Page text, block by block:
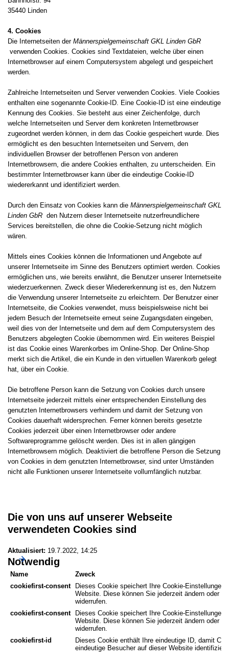
35440 Linden
4. Cookies
Die Internetseiten der Männerspielgemeinschaft GKL Linden GbR
verwenden Cookies. Cookies sind Textdateien, welche über einen
Internetbrowser auf einem Computersystem abgelegt und gespeichert
werden.
Zahlreiche Internetseiten und Server verwenden Cookies. Viele Cookies
enthalten eine sogenannte Cookie-ID. Eine Cookie-ID ist eine eindeutige
Kennung des Cookies. Sie besteht aus einer Zeichenfolge, durch
welche Internetseiten und Server dem konkreten Internetbrowser
zugeordnet werden können, in dem das Cookie gespeichert wurde. Dies
ermöglicht es den besuchten Internetseiten und Servern, den
individuellen Browser der betroffenen Person von anderen
Internetbrowsern, die andere Cookies enthalten, zu unterscheiden. Ein
bestimmter Internetbrowser kann über die eindeutige Cookie-ID
wiedererkannt und identifiziert werden.
Durch den Einsatz von Cookies kann die Männerspielgemeinschaft GKL
Linden GbR den Nutzern dieser Internetseite nutzerfreundlichere
Services bereitstellen, die ohne die Cookie-Setzung nicht möglich
wären.
Mittels eines Cookies können die Informationen und Angebote auf
unserer Internetseite im Sinne des Benutzers optimiert werden. Cookies
ermöglichen uns, wie bereits erwähnt, die Benutzer unserer Internetseite
wiederzuerkennen. Zweck dieser Wiedererkennung ist es, den Nutzern
die Verwendung unserer Internetseite zu erleichtern. Der Benutzer einer
Internetseite, die Cookies verwendet, muss beispielsweise nicht bei
jedem Besuch der Internetseite erneut seine Zugangsdaten eingeben,
weil dies von der Internetseite und dem auf dem Computersystem des
Benutzers abgelegten Cookie übernommen wird. Ein weiteres Beispiel
ist das Cookie eines Warenkorbes im Online-Shop. Der Online-Shop
merkt sich die Artikel, die ein Kunde in den virtuellen Warenkorb gelegt
hat, über ein Cookie.
Die betroffene Person kann die Setzung von Cookies durch unsere
Internetseite jederzeit mittels einer entsprechenden Einstellung des
genutzten Internetbrowsers verhindern und damit der Setzung von
Cookies dauerhaft widersprechen. Ferner können bereits gesetzte
Cookies jederzeit über einen Internetbrowser oder andere
Softwareprogramme gelöscht werden. Dies ist in allen gängigen
Internetbrowsern möglich. Deaktiviert die betroffene Person die Setzung
von Cookies in dem genutzten Internetbrowser, sind unter Umständen
nicht alle Funktionen unserer Internetseite vollumfänglich nutzbar.
Die von uns auf unserer Webseite
verwendeten Cookies sind
Aktualisiert: 19.7.2022, 14:25
Notwendig
Name
Zweck
cookiefirst-consent
Dieses Cookie speichert Ihre Cookie-Einstellungen
Website. Diese können Sie jederzeit ändern oder
widerrufen.
cookiefirst-consent
Dieses Cookie speichert Ihre Cookie-Einstellungen
Website. Diese können Sie jederzeit ändern oder
widerrufen.
cookiefirst-id
Dieses Cookie enthält Ihre eindeutige ID, damit
eindeutige Besucher auf dieser Website